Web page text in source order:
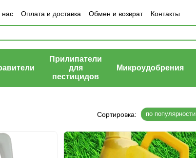
Оплата и доставка Обмен и возврат Контакты
Прилипатели
для
пестицидов
Микроудобрения
Сортировка: по популярности